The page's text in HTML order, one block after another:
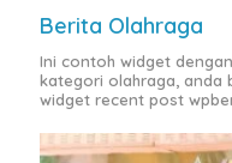
Berita Olahraga
Ini contoh widget
kategori olahraga, anda
widget recent post